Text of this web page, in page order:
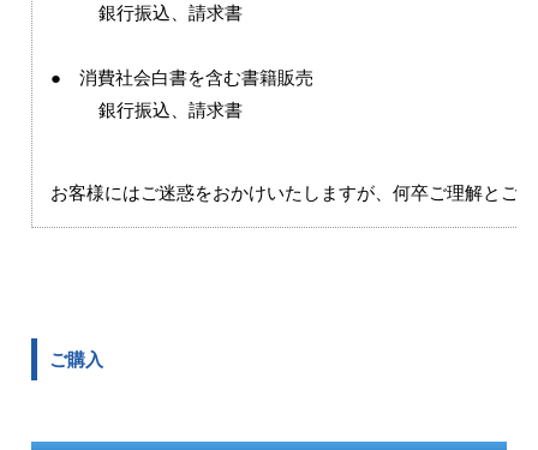
銀行振込、請求書
● 消費社会白書を含む書籍販売
銀行振込、請求書
お客様にはご迷惑をおかけいたしますが、何卒ご理解とご
ご購入